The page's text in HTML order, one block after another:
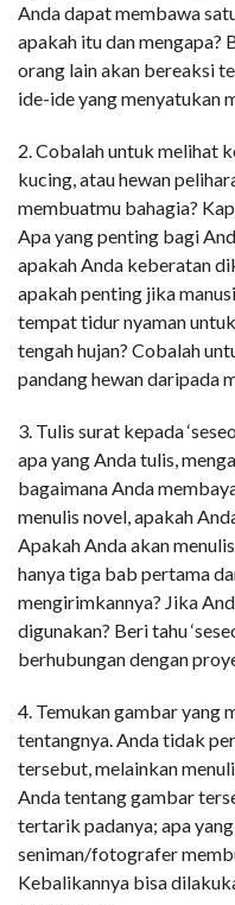
Anda dapat membawa
apakah itu dan mengapa?
orang lain akan bereaksi
ide-ide yang menyatukan
2. Cobalah untuk melihat
kucing, atau hewan
membuatmu bahagia?
Apa yang penting bagi
apakah Anda keberatan
apakah penting jika
tempat tidur nyaman
tengah hujan? Cobalah
pandang hewan daripada
3. Tulis surat kepada
apa yang Anda tulis,
bagaimana Anda
menulis novel, apakah
Apakah Anda akan
hanya tiga bab pertama
mengirimkannya? Jika
digunakan? Beri tahu
berhubungan dengan
4. Temukan gambar yang
tentangnya. Anda tidak
tersebut, melainkan
Anda tentang gambar
tertarik padanya; apa
seniman/fotografer
Kebalikannya bisa